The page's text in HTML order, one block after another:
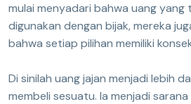
mulai menyadari bahwa uang
digunakan dengan bijak, mereka
bahwa setiap pilihan memiliki
Di sinilah uang jajan menjadi lebih
membeli sesuatu. Ia menjadi